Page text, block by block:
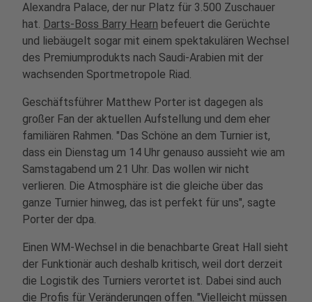
Alexandra Palace, der nur Platz für 3.500 Zuschauer
hat. Darts-Boss Barry Hearn befeuert die Gerüchte
und liebäugelt sogar mit einem spektakulären Wechsel
des Premiumprodukts nach Saudi-Arabien mit der
wachsenden Sportmetropole Riad.
Geschäftsführer Matthew Porter ist dagegen als
großer Fan der aktuellen Aufstellung und dem eher
familiären Rahmen. "Das Schöne an dem Turnier ist,
dass ein Dienstag um 14 Uhr genauso aussieht wie am
Samstagabend um 21 Uhr. Das wollen wir nicht
verlieren. Die Atmosphäre ist die gleiche über das
ganze Turnier hinweg, das ist perfekt für uns", sagte
Porter der dpa.
Einen WM-Wechsel in die benachbarte Great Hall sieht
der Funktionär auch deshalb kritisch, weil dort derzeit
die Logistik des Turniers verortet ist. Dabei sind auch
die Profis für Veränderungen offen. "Vielleicht müssen